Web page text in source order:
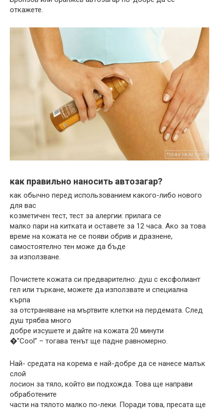
откажете.
как правильно наносить автозагар?
как обычно перед использованием какого-либо нового
для вас
козметичен тест, тест за алергии: прилага се
малко пари на китката и оставете за 12 часа. Ако за това
време на кожата не се появи обрив и дразнене,
самостоятелно тен може да бъде
за използване.
Почистете кожата си предварително: душ с ексфолиант
гел или търкане, можете да използвате и специална
кърпа
за отстраняване на мъртвите клетки на пердемата. След
душ трябва много
добре изсушете и дайте на кожата 20 минути
�”Cool” – тогава тенът ще падне равномерно.
Най- средата на корема е най-добре да се нанесе малък
слой
лосион за тяло, който ви подхожда. Това ще направи
обработените
части на тялото малко по-леки. Поради това, пресата ще